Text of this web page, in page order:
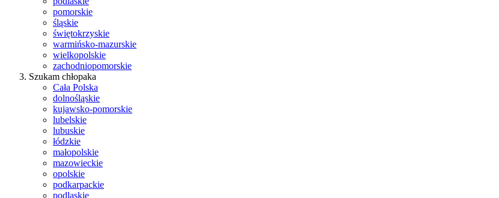
pomorskie
śląskie
świętokrzyskie
warmińsko-mazurskie
wielkopolskie
zachodniopomorskie
Szukam chłopaka
Cała Polska
dolnośląskie
kujawsko-pomorskie
lubelskie
lubuskie
łódzkie
małopolskie
mazowieckie
opolskie
podkarpackie
podlaskie